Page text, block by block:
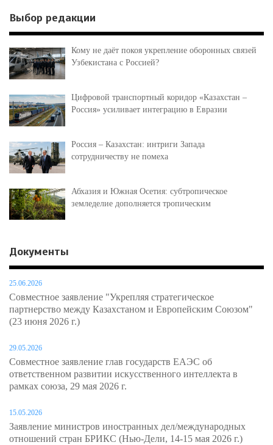
Выбор редакции
Кому не даёт покоя укрепление оборонных связей
Узбекистана с Россией?
Цифровой транспортный коридор «Казахстан –
Россия» усиливает интеграцию в Евразии
Россия – Казахстан: интриги Запада
сотрудничеству не помеха
Абхазия и Южная Осетия: субтропическое
земледелие дополняется тропическим
Документы
25.06.2026
Совместное заявление "Укрепляя стратегическое
партнерство между Казахстаном и Европейским Союзом"
(23 июня 2026 г.)
29.05.2026
Совместное заявление глав государств ЕАЭС об
ответственном развитии искусственного интеллекта в
рамках союза, 29 мая 2026 г.
15.05.2026
Заявление министров иностранных дел/международных
отношений стран БРИКС (Нью-Дели, 14-15 мая 2026 г.)